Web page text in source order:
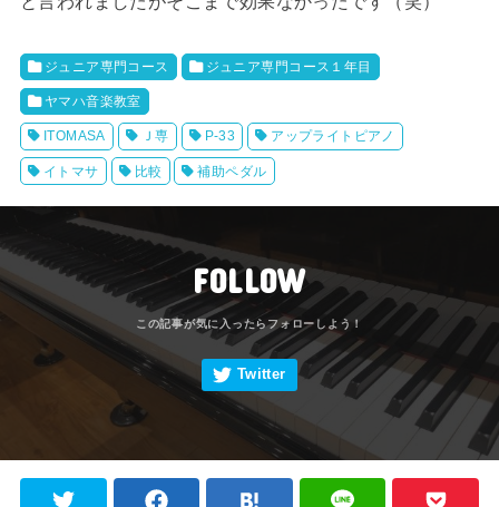
ジュニア専門コース ジュニア専門コース１年目
ヤマハ音楽教室
ITOMASA Ｊ専 P-33 アップライトピアノ
イトマサ 比較 補助ペダル
FOLLOW